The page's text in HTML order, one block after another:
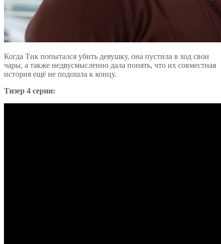
Когда Тик попытался убить девушку, она пустила в ход свои
чары, а также недвусмысленно дала понять, что их совместная
история ещё не подошла к концу.
Тизер 4 серии: